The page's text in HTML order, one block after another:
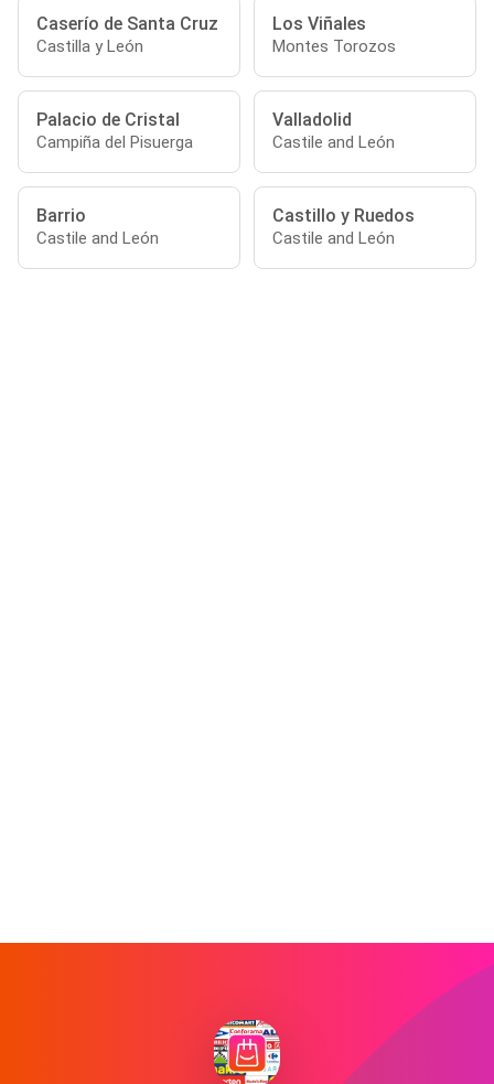
Caserío de Santa Cruz
Castilla y León
Los Viñales
Montes Torozos
Palacio de Cristal
Campiña del Pisuerga
Valladolid
Castile and León
Barrio
Castile and León
Castillo y Ruedos
Castile and León